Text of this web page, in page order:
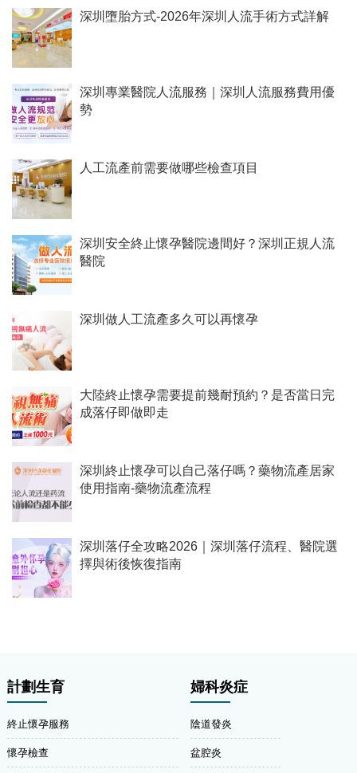
深圳墮胎方式-2026年深圳人流手術方式詳解
深圳專業醫院人流服務｜深圳人流服務費用優
勢
人工流產前需要做哪些檢查項目
深圳安全終止懷孕醫院邊間好？深圳正規人流
醫院
深圳做人工流產多久可以再懷孕
大陸終止懷孕需要提前幾耐預約？是否當日完
成落仔即做即走
深圳終止懷孕可以自己落仔嗎？藥物流產居家
使用指南-藥物流產流程
深圳落仔全攻略2026｜深圳落仔流程、醫院選
擇與術後恢復指南
計劃生育
終止懷孕服務
懷孕檢查
婦科炎症
陰道發炎
盆腔炎